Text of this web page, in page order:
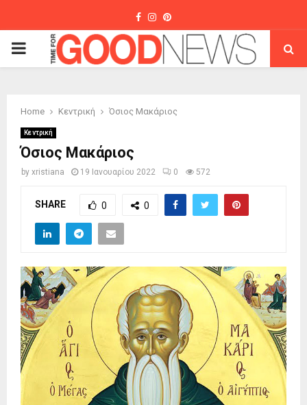
Facebook
Instagram
Pinterest
PRIMARY
Home Κεντρική Όσιος Μακάριος
Κεντρική
Όσιος Μακάριος
by xristiana 19 Ιανουαρίου 2022 0 572
SHARE 0 0